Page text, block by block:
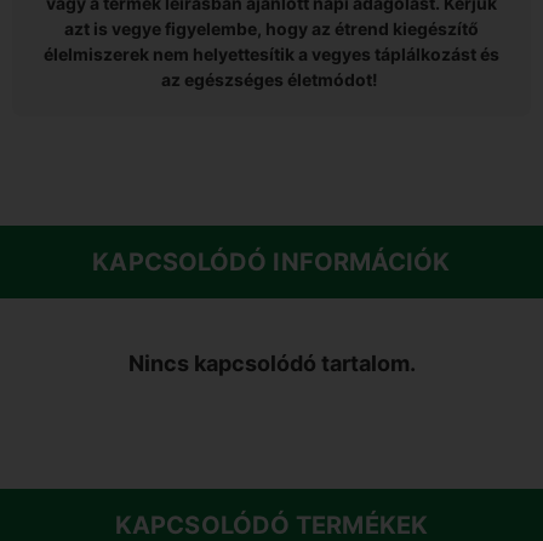
azt is vegye figyelembe, hogy az étrend kiegészítő
élelmiszerek nem helyettesítik a vegyes táplálkozást és
az egészséges életmódot!
KAPCSOLÓDÓ INFORMÁCIÓK
Nincs kapcsolódó tartalom.
KAPCSOLÓDÓ TERMÉKEK